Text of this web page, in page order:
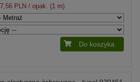
PLN / opak. (1 m)
Do koszyka